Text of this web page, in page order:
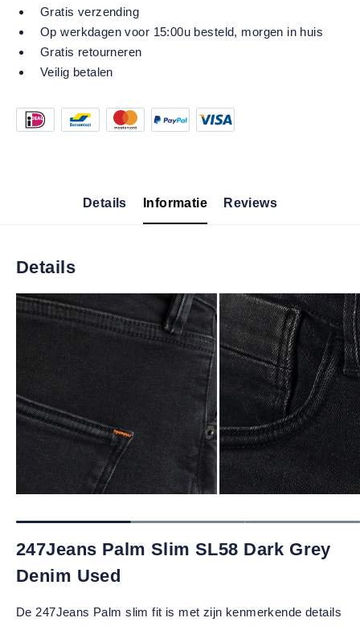
Gratis verzending
Op werkdagen voor 15:00u besteld, morgen in huis
Gratis retourneren
Veilig betalen
Details Informatie Reviews
Details
247Jeans Palm Slim SL58 Dark Grey
Denim Used
De 247Jeans Palm slim fit is met zijn kenmerkende details